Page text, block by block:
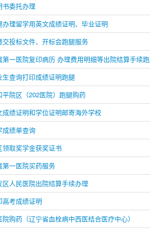
书委托办理
理留学用英文成绩证明、毕业证明
投标文件、开标会跑腿服务
第一医院复印病历 办理费用明细等出院结算手续
查询打印成绩证明跑腿
院区（202医院）跑腿购药
绩证明和学位证明邮寄海外学校
成绩单查询
取奖学金获奖证书
第一医院买药服务
人民医院出院结算手续办理
考成绩证明
购药（辽宁省血栓病中西医结合医疗中心）